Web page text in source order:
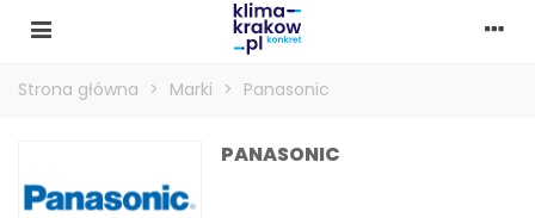
Strona główna > Marki > Panasonic
PANASONIC